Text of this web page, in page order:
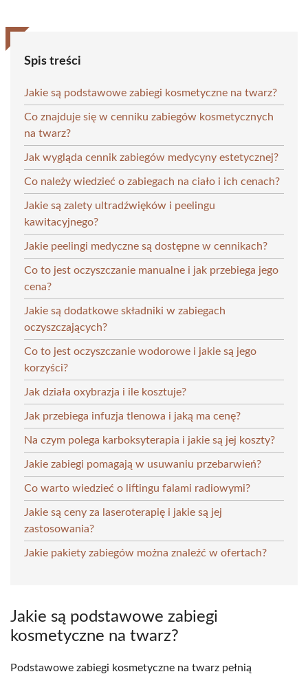
Spis treści
Jakie są podstawowe zabiegi kosmetyczne na twarz?
Co znajduje się w cenniku zabiegów kosmetycznych
na twarz?
Jak wygląda cennik zabiegów medycyny estetycznej?
Co należy wiedzieć o zabiegach na ciało i ich cenach?
Jakie są zalety ultradźwięków i peelingu
kawitacyjnego?
Jakie peelingi medyczne są dostępne w cennikach?
Co to jest oczyszczanie manualne i jak przebiega jego
cena?
Jakie są dodatkowe składniki w zabiegach
oczyszczających?
Co to jest oczyszczanie wodorowe i jakie są jego
korzyści?
Jak działa oxybrazja i ile kosztuje?
Jak przebiega infuzja tlenowa i jaką ma cenę?
Na czym polega karboksyterapia i jakie są jej koszty?
Jakie zabiegi pomagają w usuwaniu przebarwień?
Co warto wiedzieć o liftingu falami radiowymi?
Jakie są ceny za laseroterapię i jakie są jej
zastosowania?
Jakie pakiety zabiegów można znaleźć w ofertach?
Jakie są podstawowe zabiegi
kosmetyczne na twarz?
Podstawowe zabiegi kosmetyczne na twarz pełnią